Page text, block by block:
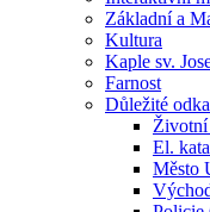
Základní a
Kultura
Kaple sv.
Farnost
Důležité
Životní
El.
Město